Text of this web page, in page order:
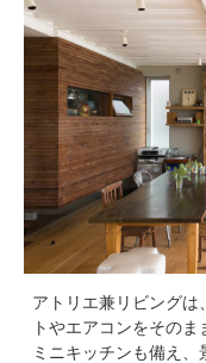
アトリエ兼リビングは
トやエアコンをそのま
ミニキッチンも備え